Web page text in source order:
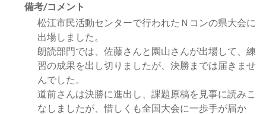
備考/コメント
松江市民活動センターで行われたＮコンの県大会に
出場しました。
朗読部門では、佐藤さんと園山さんが出場して、練
習の成果を出し切りましたが、決勝までは届きませ
んでした。
道前さんは決勝に進出し、課題原稿を見事に読みこ
なしましたが、惜しくも全国大会に一歩手が届か